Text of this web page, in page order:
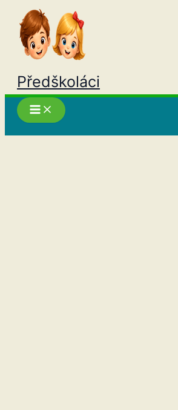
Přeskočit
obsah
Předškoláci